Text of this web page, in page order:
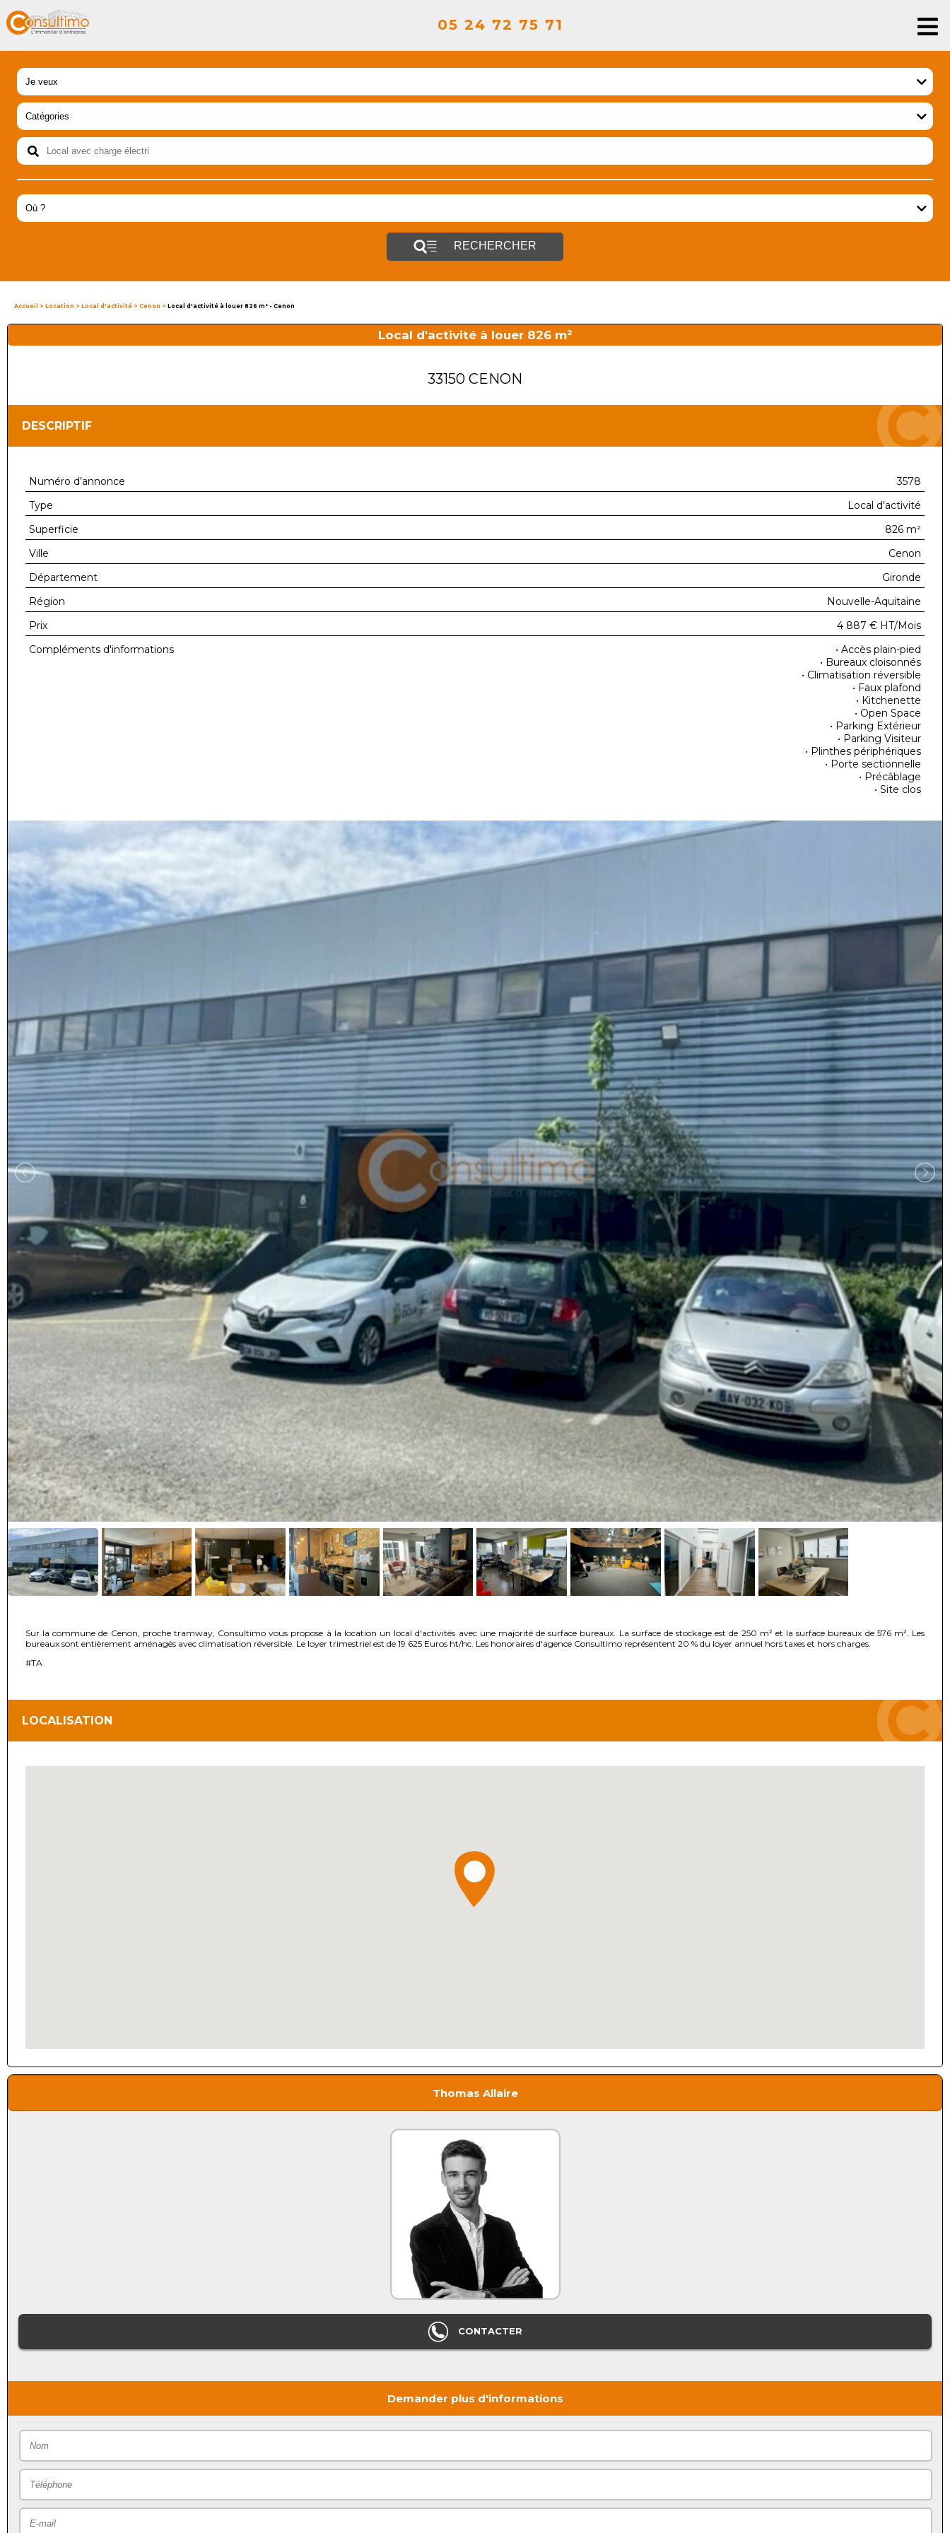
05 24 72 75 71
RECHERCHER
Accueil > Location > Local d'activité > Cenon > Local d'activité à louer 826 m² - Cenon
Local d'activité à louer 826 m²
33150 CENON
DESCRIPTIF
Numéro d’annonce
3578
Type
Local d'activité
Superficie
826 m²
Ville
Cenon
Département
Gironde
Région
Nouvelle-Aquitaine
Prix
4 887 € HT/Mois
Compléments d'informations
• Accès plain-pied
• Bureaux cloisonnés
• Climatisation réversible
• Faux plafond
• Kitchenette
• Open Space
• Parking Extérieur
• Parking Visiteur
• Plinthes périphériques
• Porte sectionnelle
• Précâblage
• Site clos
Sur la commune de Cenon, proche tramway, Consultimo vous propose à la location un local d'activités avec une majorité de surface bureaux. La surface de stockage est de 250 m² et la surface bureaux de 576 m². Les
bureaux sont entièrement aménagés avec climatisation réversible. Le loyer trimestriel est de 19 625 Euros ht/hc. Les honoraires d'agence Consultimo représentent 20 % du loyer annuel hors taxes et hors charges.
#TA
LOCALISATION
Thomas Allaire
CONTACTER
Demander plus d'informations